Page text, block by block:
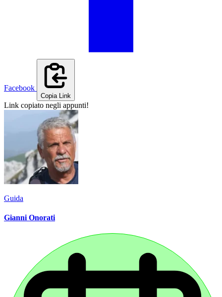
Facebook
Copia Link
Link copiato negli appunti!
Guida
Gianni Onorati